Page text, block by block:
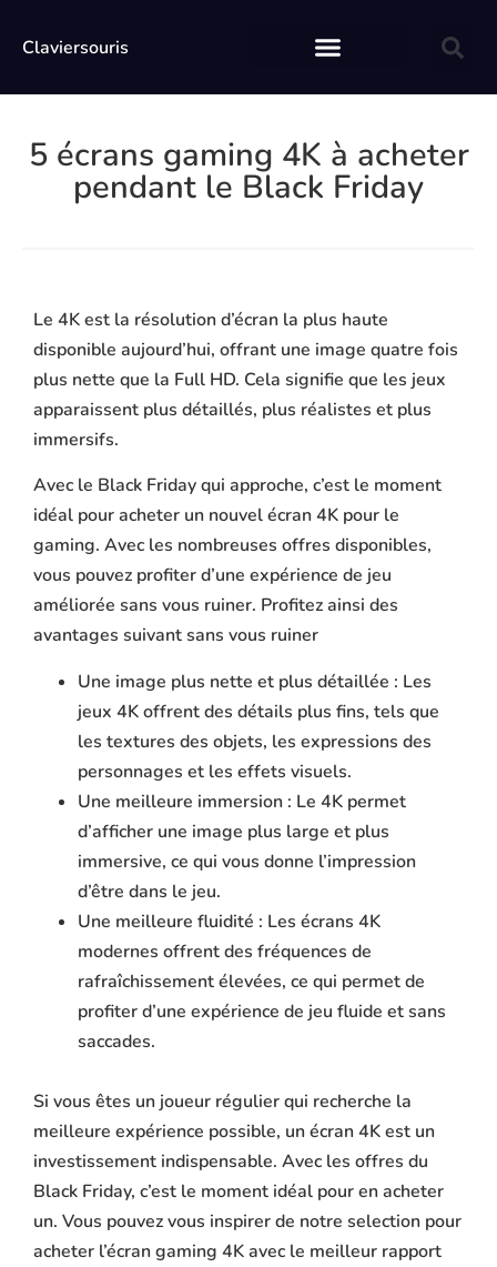
Claviersouris
5 écrans gaming 4K à acheter
pendant le Black Friday
Le 4K est la résolution d’écran la plus haute
disponible aujourd’hui, offrant une image quatre fois
plus nette que la Full HD. Cela signifie que les jeux
apparaissent plus détaillés, plus réalistes et plus
immersifs.
Avec le Black Friday qui approche, c’est le moment
idéal pour acheter un nouvel écran 4K pour le
gaming. Avec les nombreuses offres disponibles,
vous pouvez profiter d’une expérience de jeu
améliorée sans vous ruiner. Profitez ainsi des
avantages suivant sans vous ruiner
Une image plus nette et plus détaillée : Les
jeux 4K offrent des détails plus fins, tels que
les textures des objets, les expressions des
personnages et les effets visuels.
Une meilleure immersion : Le 4K permet
d’afficher une image plus large et plus
immersive, ce qui vous donne l’impression
d’être dans le jeu.
Une meilleure fluidité : Les écrans 4K
modernes offrent des fréquences de
rafraîchissement élevées, ce qui permet de
profiter d’une expérience de jeu fluide et sans
saccades.
Si vous êtes un joueur régulier qui recherche la
meilleure expérience possible, un écran 4K est un
investissement indispensable. Avec les offres du
Black Friday, c’est le moment idéal pour en acheter
un. Vous pouvez vous inspirer de notre selection pour
acheter l’écran gaming 4K avec le meilleur rapport